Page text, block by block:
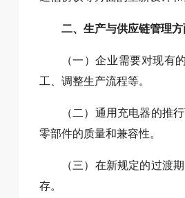
二、生产与供应链管理方
（一）企业需要对现有
工、调整生产流程等。
（二）通用充电器的推
零部件的质量和兼容性。
（三）在新规定的过渡
存。